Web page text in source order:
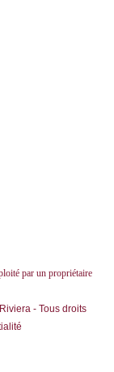
par un propriétaire
- Tous droits